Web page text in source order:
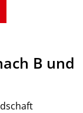
B und